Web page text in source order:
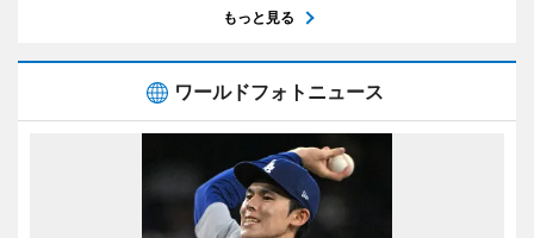
もっと見る
ワールドフォトニュース